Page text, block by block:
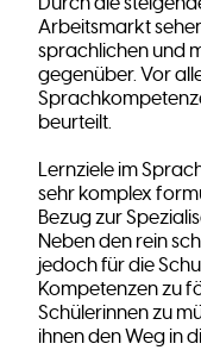
Arbeitsmarkt
sprachlichen und
gegenüber. Vor
beurteilt.
Lernziele im
sehr komplex
Bezug zur
Neben den rein
jedoch für die
Kompetenzen zu
Schülerinnen zu
ihnen den Weg in